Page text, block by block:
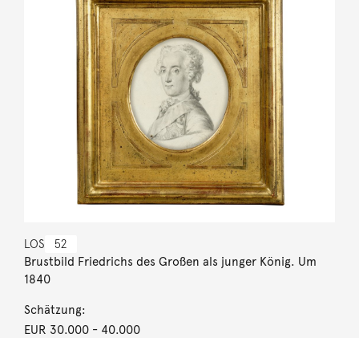
LOS 52
Brustbild Friedrichs des Großen als junger König. Um
1840
Schätzung:
EUR 30.000- 40.000